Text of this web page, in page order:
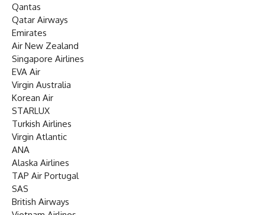
Qantas
Qatar Airways
Emirates
Air New Zealand
Singapore Airlines
EVA Air
Virgin Australia
Korean Air
STARLUX
Turkish Airlines
Virgin Atlantic
ANA
Alaska Airlines
TAP Air Portugal
SAS
British Airways